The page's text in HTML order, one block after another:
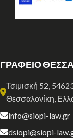
ΓΡΑΦΕΙΟ
Τσιμισκή 52,
Θεσσαλονίκη,
info@siopi-law.gr
dsiopi@siopi-